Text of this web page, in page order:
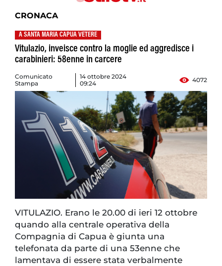
CRONACA
A SANTA MARIA CAPUA VETERE
Vitulazio, inveisce contro la moglie ed aggredisce i
carabinieri: 58enne in carcere
Comunicato
Stampa
14 ottobre 2024
09:24
4072
VITULAZIO. Erano le 20.00 di ieri 12 ottobre
quando alla centrale operativa della
Compagnia di Capua è giunta una
telefonata da parte di una 53enne che
lamentava di essere stata verbalmente